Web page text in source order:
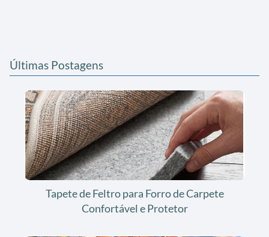
Últimas Postagens
Tapete de Feltro para Forro de Carpete
Confortável e Protetor